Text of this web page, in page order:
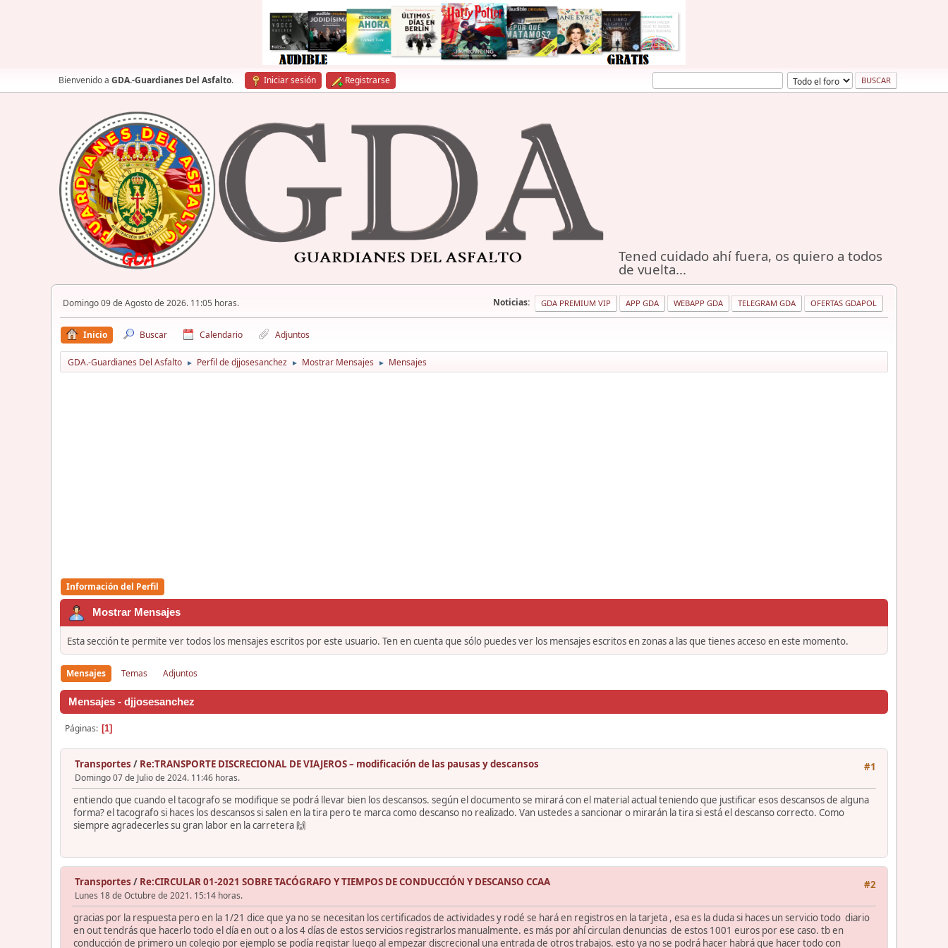
Bienvenido a GDA.-Guardianes Del Asfalto. Iniciar sesión Registrarse
Tened cuidado ahí fuera, os quiero a todos
de vuelta...
Domingo 09 de Agosto de 2026. 11:05 horas. Noticias: GDA PREMIUM VIP APP GDA WEBAPP GDA TELEGRAM GDA OFERTAS GDAPOL
Inicio Buscar Calendario Adjuntos
GDA.-Guardianes Del Asfalto ► Perfil de djjosesanchez ► Mostrar Mensajes ► Mensajes
Información del Perfil
Mostrar Mensajes
Esta sección te permite ver todos los mensajes escritos por este usuario. Ten en cuenta que sólo puedes ver los mensajes escritos en zonas a las que tienes acceso en este momento.
Mensajes Temas Adjuntos
Mensajes - djjosesanchez
Páginas 1
#1
Transportes / Re:TRANSPORTE DISCRECIONAL DE VIAJEROS – modificación de las pausas y descansos
Domingo 07 de Julio de 2024. 11:46 horas.
entiendo que cuando el tacografo se modifique se podrá llevar bien los descansos. según el documento se mirará con el material actual teniendo que justificar esos descansos de alguna
forma? el tacografo si haces los descansos si salen en la tira pero te marca como descanso no realizado. Van ustedes a sancionar o mirarán la tira si está el descanso correcto. Como
siempre agradecerles su gran labor en la carretera 🙌
#2
Transportes / Re:CIRCULAR 01-2021 SOBRE TACÓGRAFO Y TIEMPOS DE CONDUCCIÓN Y DESCANSO CCAA
Lunes 18 de Octubre de 2021. 15:14 horas.
gracias por la respuesta pero en la 1/21 dice que ya no se necesitan los certificados de actividades y rodé se hará en registros en la tarjeta , esa es la duda si haces un servicio todo diario
en out tendrás que hacerlo todo el día en out o a los 4 días de estos servicios registrarlos manualmente. es más por ahí circulan denuncias de estos 1001 euros por ese caso. tb en
conducción de primero un colegio por ejemplo se podía registar luego al empezar discrecional una entrada de otros trabajos. esto ya no se podrá hacer habrá que hacer todo con